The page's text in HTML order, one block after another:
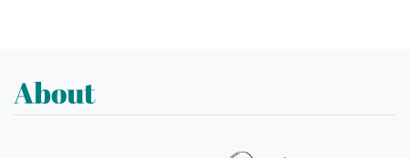
About